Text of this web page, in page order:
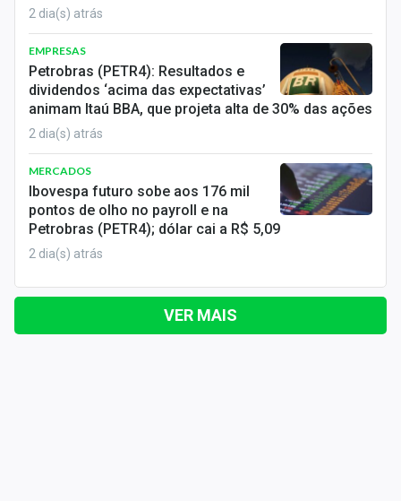
2 dia(s) atrás
EMPRESAS
Petrobras (PETR4): Resultados e
dividendos ‘acima das expectativas’
animam Itaú BBA, que projeta alta de 30% das ações
2 dia(s) atrás
MERCADOS
Ibovespa futuro sobe aos 176 mil
pontos de olho no payroll e na
Petrobras (PETR4); dólar cai a R$ 5,09
2 dia(s) atrás
VER MAIS